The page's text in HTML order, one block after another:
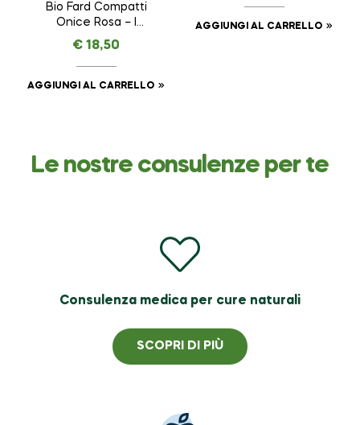
Bio Fard Compatti
Onice Rosa – I
COLORI DI HELAN –
VISO da 4 g
€ 18,50
AGGIUNGI AL CARRELLO
AGGIUNGI AL CARRELLO
Le nostre consulenze per te
Consulenza medica per cure naturali
SCOPRI DI PIÙ